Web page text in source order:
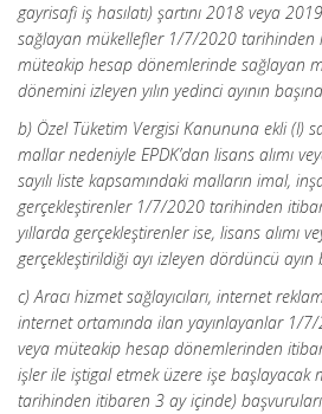
gayrisafi iş hasılatı) şartını 2018 veya
sağlayan mükellefler 1/7/2020 tarihinden
müteakip hesap dönemlerinde sağlayan
dönemini izleyen yılın yedinci ayının
b) Özel Tüketim Vergisi Kanununa ekli (I)
mallar nedeniyle EPDK’dan lisans alımı
sayılı liste kapsamındaki malların imal,
gerçekleştirenler 1/7/2020 tarihinden
yıllarda gerçekleştirenler ise, lisans alımı
gerçekleştirildiği ayı izleyen dördüncü
c) Aracı hizmet sağlayıcıları, internet
internet ortamında ilan yayınlayanlar 1/
veya müteakip hesap dönemlerinden
işler ile iştigal etmek üzere işe başlayacak
tarihinden itibaren 3 ay içinde)